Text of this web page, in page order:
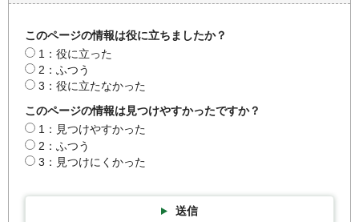
このページの情報は役に立ちましたか？
1：役に立った
2：ふつう
3：役に立たなかった
このページの情報は見つけやすかったですか？
1：見つけやすかった
2：ふつう
3：見つけにくかった
送信